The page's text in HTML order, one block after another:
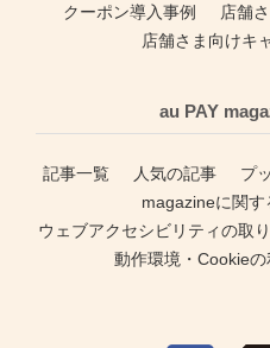
クーポン導入事例
店舗
店舗さま向けキ
au PAY
記事一覧 人気の記事 プ
magazineに関
ウェブアクセシビリティの取
動作環境・Cookieの